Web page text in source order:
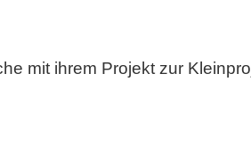
mit ihrem Projekt zur